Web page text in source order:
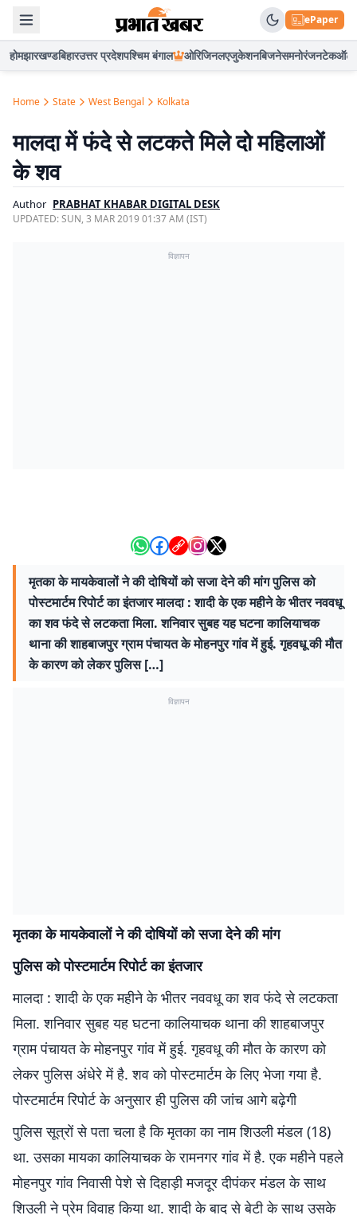
ePaper
होमझारखण्डबिहारउत्तर प्रदेशपश्चिम बंगाल ओरिजिनलएजुकेशनबिजनेसमनोरंजनटेकऑटो
Home State West Bengal Kolkata
मालदा में फंदे से लटकते मिले दो महिलाओं
के शव
Author PRABHAT KHABAR DIGITAL DESK
UPDATED:SUN, 3 MAR 2019 01:37 AM (IST)
विज्ञापन
मृतका के मायकेवालों ने की दोषियों को सजा देने की मांग पुलिस को
पोस्टमार्टम रिपोर्ट का इंतजार मालदा : शादी के एक महीने के भीतर नववधू
का शव फंदे से लटकता मिला. शनिवार सुबह यह घटना कालियाचक
थाना की शाहबाजपुर ग्राम पंचायत के मोहनपुर गांव में हुई. गृहवधू की मौत
के कारण को लेकर पुलिस […]
विज्ञापन
मृतका के मायकेवालों ने की दोषियों को सजा देने की मांग
पुलिस को पोस्टमार्टम रिपोर्ट का इंतजार
मालदा : शादी के एक महीने के भीतर नववधू का शव फंदे से लटकता
मिला. शनिवार सुबह यह घटना कालियाचक थाना की शाहबाजपुर
ग्राम पंचायत के मोहनपुर गांव में हुई. गृहवधू की मौत के कारण को
लेकर पुलिस अंधेरे में है. शव को पोस्टमार्टम के लिए भेजा गया है.
पोस्टमार्टम रिपोर्ट के अनुसार ही पुलिस की जांच आगे बढ़ेगी
पुलिस सूत्रों से पता चला है कि मृतका का नाम शिउली मंडल (18)
था. उसका मायका कालियाचक के रामनगर गांव में है. एक महीने पहले
मोहनपुर गांव निवासी पेशे से दिहाड़ी मजदूर दीपंकर मंडल के साथ
शिउली ने प्रेम विवाह किया था. शादी के बाद से बेटी के साथ उसके